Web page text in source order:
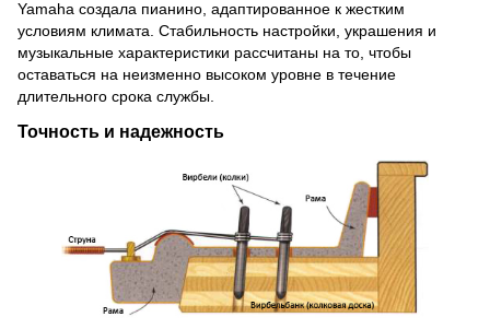
Yamaha создала пианино, адаптированное к жестким
условиям климата. Стабильность настройки, украшения и
музыкальные характеристики рассчитаны на то, чтобы
оставаться на неизменно высоком уровне в течение
длительного срока службы.
Точность и надежность